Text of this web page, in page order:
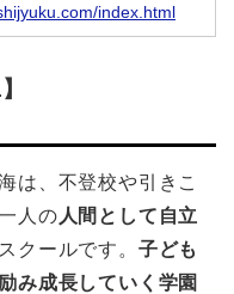
index.html
は、不登校や引きこ
人の 人間として自立
クールです。 子ども
み成長していく学園